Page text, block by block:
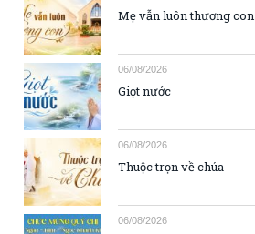
Mẹ vẫn luôn thương con
06/08/2026
Giọt nước
06/08/2026
Thuộc trọn về chúa
06/08/2026